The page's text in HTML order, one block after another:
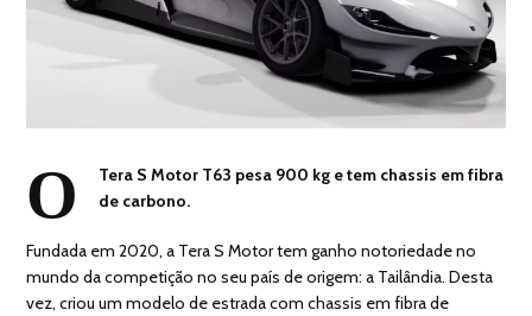
O
Tera S Motor T63 pesa 900 kg e tem chassis em fibra
de carbono.
Fundada em 2020, a Tera S Motor tem ganho notoriedade no
mundo da competição no seu país de origem: a Tailândia. Desta
vez, criou um modelo de estrada com chassis em fibra de